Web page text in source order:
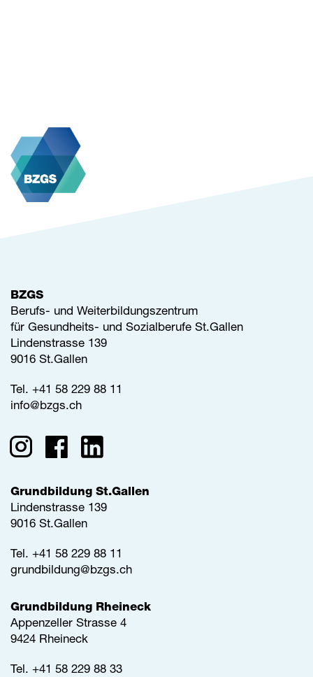
BZGS
Berufs- und Weiterbildungszentrum
für Gesundheits- und Sozialberufe St.Gallen
Lindenstrasse 139
9016 St.Gallen
Tel. +41 58 229 88 11
info@bzgs.ch
Grundbildung St.Gallen
Lindenstrasse 139
9016 St.Gallen
Tel. +41 58 229 88 11
grundbildung@bzgs.ch
Grundbildung Rheineck
Appenzeller Strasse 4
9424 Rheineck
Tel. +41 58 229 88 33